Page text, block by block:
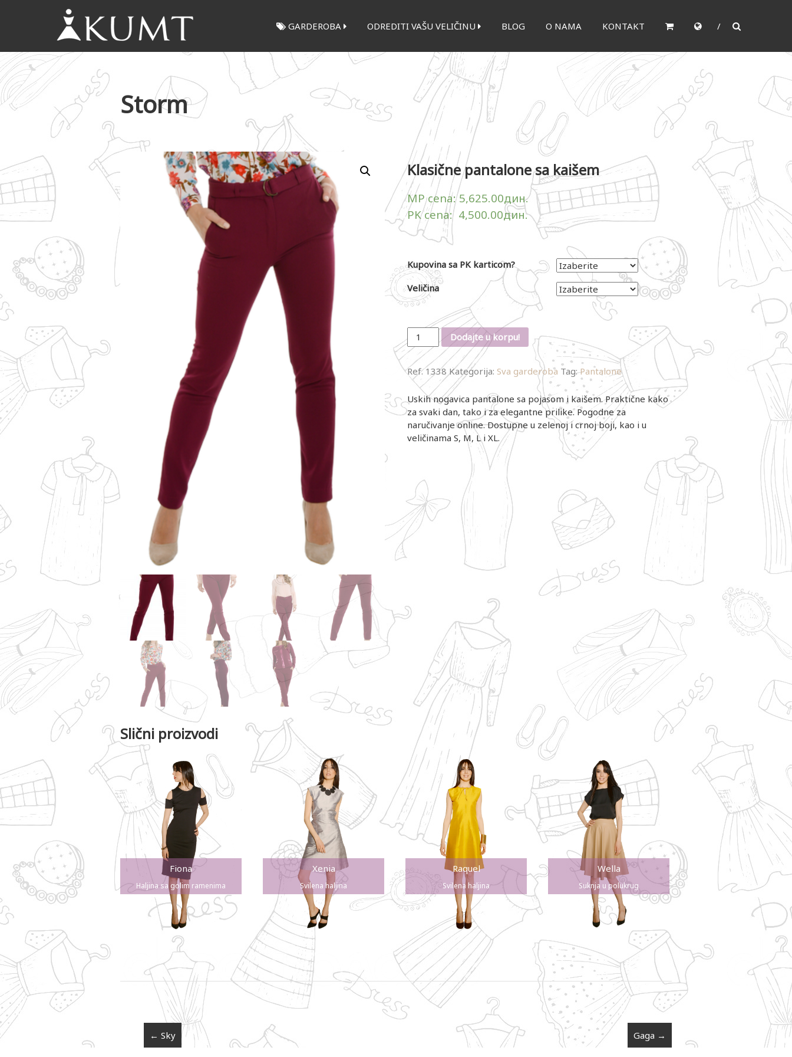
KUMT
Haljine
online
GARDEROBA ODREDITI VAŠU VELIČINU BLOG O NAMA KONTAKT
Storm
Klasične pantalone sa kaišem
MP cena:5,625.00дин.
PK cena: 4,500.00дин.
Kupovina sa PK karticom?
Veličina
Količina Dodajte u korpu!
Ref.1338 Kategorija: Sva garderoba Tag:Pantalone
Uskih nogavica pantalone sa pojasom i kaišem. Praktične kako
za svaki dan, tako i za elegantne prilike. Pogodne za
naručivanje online. Dostupne u zelenoj i crnoj boji, kao i u
veličinama S, M, L i XL.
Slični proizvodi
Fiona
Haljina sa golim ramenima
Xenia
Svilena haljina
Raquel
Svilena haljina
Wella
Suknja u polukrug
← Sky Gaga →